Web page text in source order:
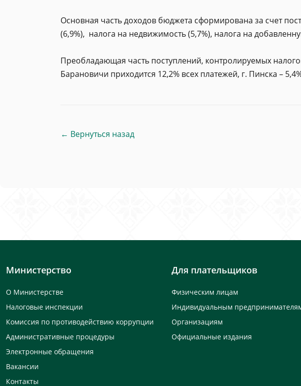
Основная часть доходов бюджета сформирована за счет
(6,9%), налога на недвижимость (5,7%), налога на
Преобладающая часть поступлений, контролируемых
Барановичи приходится 12,2% всех платежей, г. Пинска –
← Вернуться назад
Министерство
О Министерстве
Налоговые инспекции
Комиссия по противодействию коррупции
Административные процедуры
Электронные обращения
Вакансии
Контакты
Для плательщиков
Физическим лицам
Индивидуальным
Организациям
Официальные издания